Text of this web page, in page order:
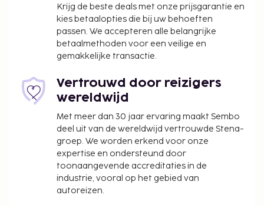
seizoensgebonden buitenzwembad en
fietsenverhuur. Dit hotel bevat ook gratis wifi, een
spelletjesruimte en hulp bij uitstapjes/tickets. Stil je
honger met Mediterrane gerechten bij
[PLACESRESTAURANT], een restaurant aan het
strand die uitkijkt op de zee. Ontspan met een
lekker fris drankje in een strandbar, een poolbar of
één van de 2 bars/lounges. De volledige
accommodatie is gesloten van 11 oktober tot 10
Parkeerkosten: EUR 8.00 per dag (incl.
onbeperkt in- en uitrijden)
Toeslag voor huisdieren: EUR 30 per huisdier,
per dag
Krijg de beste deals met onze prijsgarantie en
kies betaalopties die bij uw behoeften
passen. We accepteren alle belangrijke
betaalmethoden voor een veilige en
gemakkelijke transactie.
Vertrouwd door reizigers
wereldwijd
Met meer dan 30 jaar ervaring maakt Sembo
deel uit van de wereldwijd vertrouwde Stena-
groep. We worden erkend voor onze
expertise en ondersteund door
toonaangevende accreditaties in de
industrie, vooral op het gebied van
autoreizen.